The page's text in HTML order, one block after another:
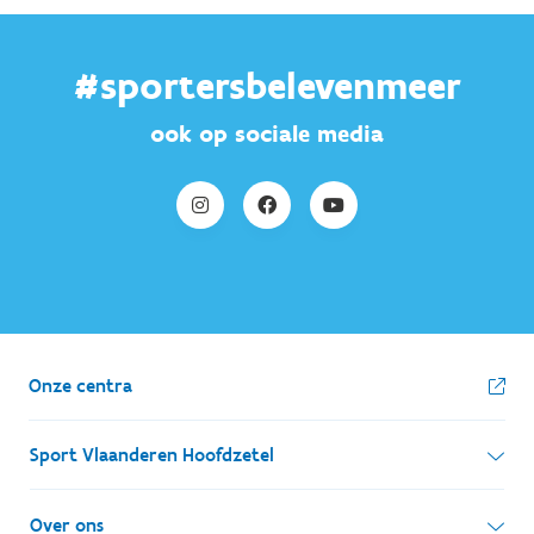
#sportersbelevenmeer
ook op sociale media
Onze centra
Sport Vlaanderen Hoofdzetel
Simon Bolivarlaan 17
Over ons